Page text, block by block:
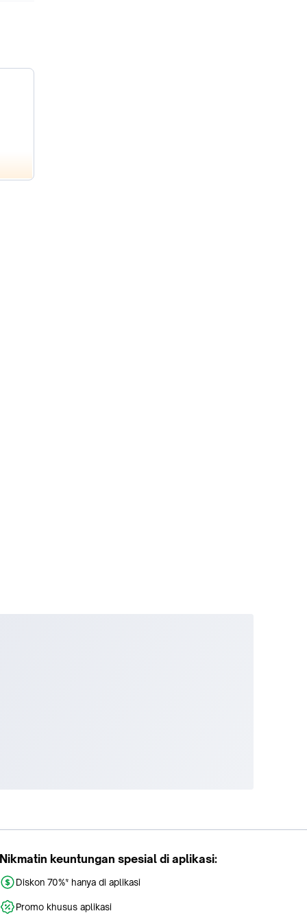
Nikmatin keuntungan spesial di aplikasi:
Diskon 70%* hanya di aplikasi
Promo khusus aplikasi